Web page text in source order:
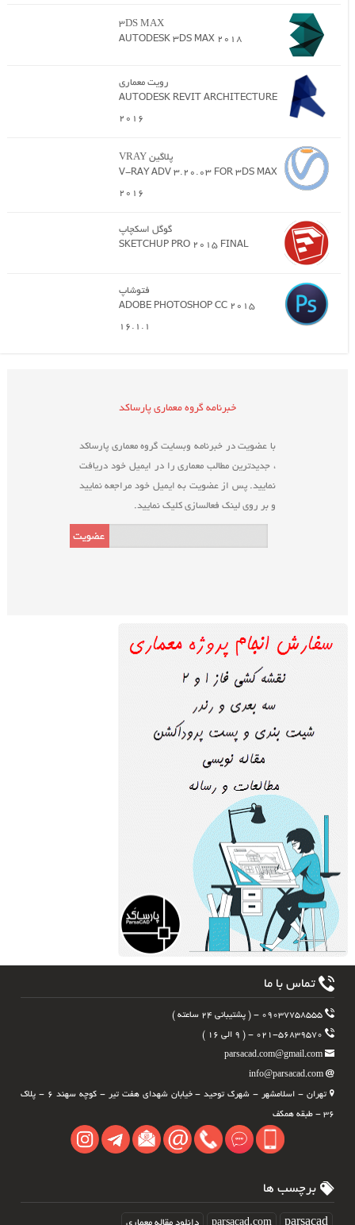
3DS MAX
AUTODESK 3DS MAX 2018
رویت معماری
AUTODESK REVIT ARCHITECTURE
2016
پلاگین VRAY
V-RAY ADV 3.20.03 FOR 3DS MAX
2016
گوگل اسکچاپ
SKETCHUP PRO 2015 FINAL
فتوشاپ
ADOBE PHOTOSHOP CC 2015
16.1.1
خبرنامه گروه معماری پارساکد
با عضویت در خبرنامه وبسایت گروه معماری پارساکد
، جدیدترین مطالب معماری را در ایمیل خود دریافت
نمایید. پس از عضویت به ایمیل خود مراجعه نمایید
و بر روی لینک فعالسازی کلیک نمایید.
تماس با ما
۰۹۰۳۷۷۵۸۵۵۵ - ( پشتیبانی ۲۴ ساعته )
parsacad.com@gmail.com
info@parsacad.com
تهران - اسلامشهر - شهرک توحید - خیابان شهدای هفت تیر - کوچه سهند ۶ - پلاک
۳۶ - طبقه همکف
برچسب ها